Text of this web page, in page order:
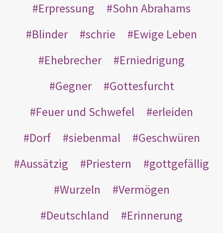
Erpressung
Sohn Abrahams
Blinder
schrie
Ewige Leben
Ehebrecher
Erniedrigung
Gegner
Gottesfurcht
Feuer und Schwefel
erleiden
Dorf
siebenmal
Geschwüren
Aussätzig
Priestern
gottgefällig
Wurzeln
Vermögen
Deutschland
Erinnerung